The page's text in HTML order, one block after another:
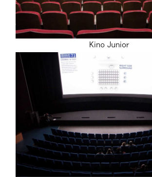
Kino Junior